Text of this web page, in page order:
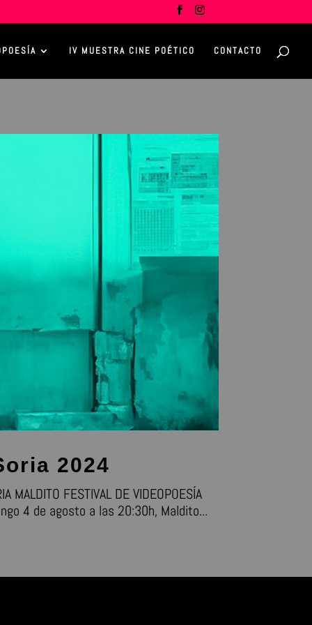
IV MUESTRA CINE POÉTICO CONTACTO
2024
MALDITO FESTIVAL DE VIDEOPOESÍA
4 de agosto a las 20:30h, Maldito...